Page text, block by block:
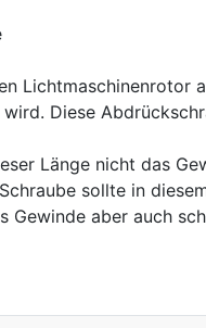
Diese
Länge nicht das
sollte in
Gewinde aber auch
am 2V-